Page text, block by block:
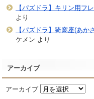
【パズドラ】キリン用フ
より
【パズドラ】猗窩座(あ
ケメン より
アーカイブ
アーカイブ